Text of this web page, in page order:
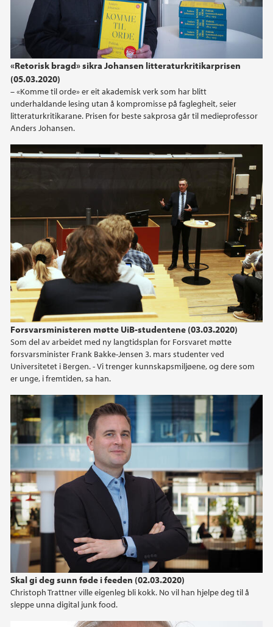
«Retorisk bragd» sikra Johansen litteraturkritikarprisen
(05.03.2020)
– «Komme til orde» er eit akademisk verk som har blitt
underhaldande lesing utan å kompromisse på faglegheit, seier
litteraturkritikarane. Prisen for beste sakprosa går til medieprofessor
Anders Johansen.
Forsvarsministeren møtte UiB-studentene (03.03.2020)
Som del av arbeidet med ny langtidsplan for Forsvaret møtte
forsvarsminister Frank Bakke-Jensen 3. mars studenter ved
Universitetet i Bergen. - Vi trenger kunnskapsmiljøene, og dere som
er unge, i fremtiden, sa han.
Skal gi deg sunn føde i feeden (02.03.2020)
Christoph Trattner ville eigenleg bli kokk. No vil han hjelpe deg til å
sleppe unna digital junk food.
2010
2009
2008